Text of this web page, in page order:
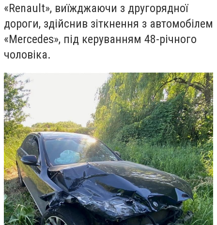
«Renault», виїжджаючи з другорядної
дороги, здійснив зіткнення з автомобілем
«Mercedes», під керуванням 48-річного
чоловіка.